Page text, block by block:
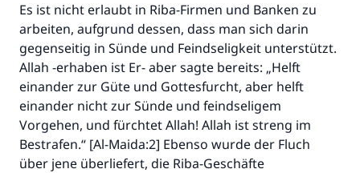
Es ist nicht erlaubt in Riba-Firmen und Banken zu
arbeiten, aufgrund dessen, dass man sich darin
gegenseitig in Sünde und Feindseligkeit unterstützt.
Allah -erhaben ist Er- aber sagte bereits: „Helft
einander zur Güte und Gottesfurcht, aber helft
einander nicht zur Sünde und feindseligem
Vorgehen, und fürchtet Allah! Allah ist streng im
Bestrafen.“ [Al-Maida:2] Ebenso wurde der Fluch
über jene überliefert, die Riba-Geschäfte
Die Antwort Nr. 110845 rettete eine
Ehe.